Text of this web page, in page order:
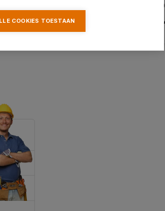
COOKIES TOESTAAN